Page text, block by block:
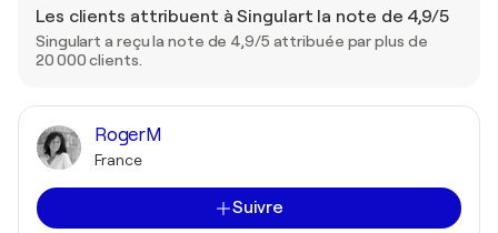
Les clients attribuent à Singulart la note de 4,9/5
Singulart a reçu la note de 4,9/5 attribuée par plus de
20 000 clients.
RogerM
France
Suivre